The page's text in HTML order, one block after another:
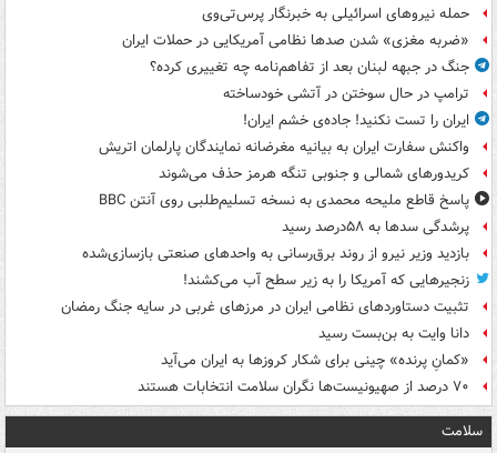
حمله نیروهای اسرائیلی به خبرنگار پرس‌تی‌وی
«ضربه مغزی» شدن صدها نظامی آمریکایی در حملات ایران
جنگ در جبهه لبنان بعد از تفاهم‌نامه چه تغییری کرده؟
ترامپ در حال سوختن در آتشی خودساخته
ایران را تست نکنید! جاده‌ی خشم ایران!
واکنش سفارت ایران به بیانیه مغرضانه نمایندگان پارلمان اتریش
کریدورهای شمالی و جنوبی تنگه هرمز حذف می‌شوند
پاسخ قاطع ملیحه محمدی به نسخه تسلیم‌طلبی روی آنتن BBC
پرشدگی سدها به ۵۸درصد رسید
بازدید وزیر نیرو از روند برق‌رسانی به واحدهای صنعتی بازسازی‌شده
زنجیرهایی که آمریکا را به زیر سطح آب می‌کشند!
تثبیت دستاوردهای نظامی ایران در مرزهای غربی در سایه جنگ رمضان
دانا وایت به بن‌بست رسید
«کمانِ پرنده» چینی برای شکار کروزها به ایران می‌آید
۷۰ درصد از صهیونیست‌ها نگران سلامت انتخابات هستند
سلامت